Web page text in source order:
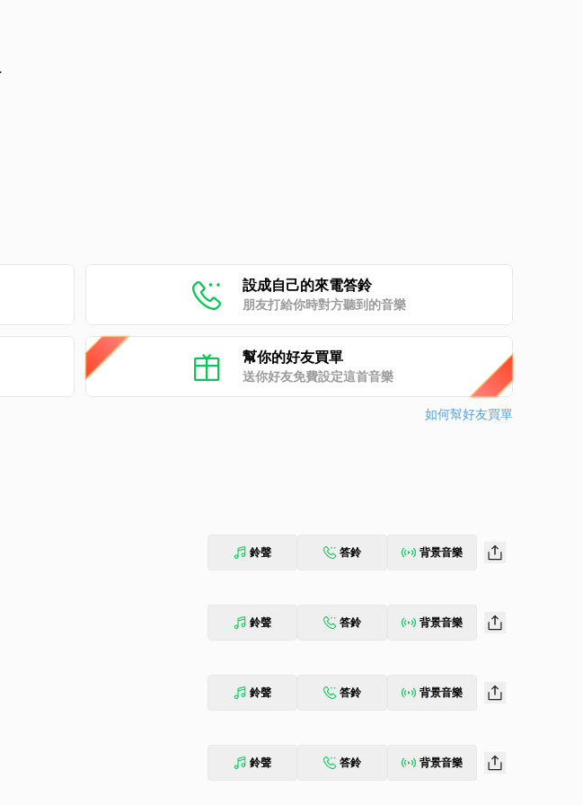
設成自己的來電答鈴
朋友打給你時對方聽到的音樂
幫你的好友買單
送你好友免費設定這首音樂
如何幫好友買單
鈴聲 答鈴 背景音樂
鈴聲 答鈴 背景音樂
鈴聲 答鈴 背景音樂
鈴聲 答鈴 背景音樂